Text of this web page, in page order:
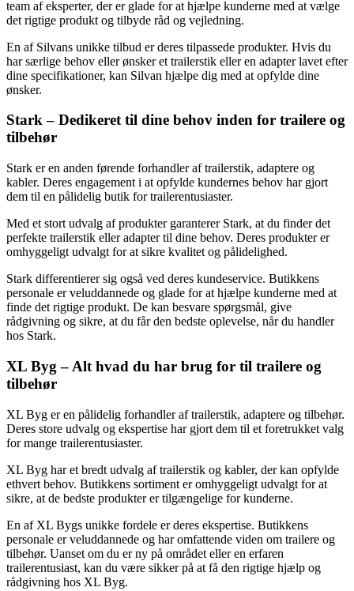
team af eksperter, der er glade for at hjælpe kunderne med at vælge
det rigtige produkt og tilbyde råd og vejledning.
En af Silvans unikke tilbud er deres tilpassede produkter. Hvis du
har særlige behov eller ønsker et trailerstik eller en adapter lavet efter
dine specifikationer, kan Silvan hjælpe dig med at opfylde dine
ønsker.
Stark – Dedikeret til dine behov inden for trailere og
tilbehør
Stark er en anden førende forhandler af trailerstik, adaptere og
kabler. Deres engagement i at opfylde kundernes behov har gjort
dem til en pålidelig butik for trailerentusiaster.
Med et stort udvalg af produkter garanterer Stark, at du finder det
perfekte trailerstik eller adapter til dine behov. Deres produkter er
omhyggeligt udvalgt for at sikre kvalitet og pålidelighed.
Stark differentierer sig også ved deres kundeservice. Butikkens
personale er veluddannede og glade for at hjælpe kunderne med at
finde det rigtige produkt. De kan besvare spørgsmål, give
rådgivning og sikre, at du får den bedste oplevelse, når du handler
hos Stark.
XL Byg – Alt hvad du har brug for til trailere og
tilbehør
XL Byg er en pålidelig forhandler af trailerstik, adaptere og tilbehør.
Deres store udvalg og ekspertise har gjort dem til et foretrukket valg
for mange trailerentusiaster.
XL Byg har et bredt udvalg af trailerstik og kabler, der kan opfylde
ethvert behov. Butikkens sortiment er omhyggeligt udvalgt for at
sikre, at de bedste produkter er tilgængelige for kunderne.
En af XL Bygs unikke fordele er deres ekspertise. Butikkens
personale er veluddannede og har omfattende viden om trailere og
tilbehør. Uanset om du er ny på området eller en erfaren
trailerentusiast, kan du være sikker på at få den rigtige hjælp og
rådgivning hos XL Byg.